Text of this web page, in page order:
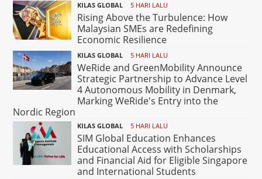
KILAS GLOBAL 5 HARI LALU
Rising Above the Turbulence: How
Malaysian SMEs are Redefining
Economic Resilience
KILAS GLOBAL 5 HARI LALU
WeRide and GreenMobility Announce
Strategic Partnership to Advance Level
4 Autonomous Mobility in Denmark,
Marking WeRide's Entry into the
Nordic Region
KILAS GLOBAL 5 HARI LALU
SIM Global Education Enhances
Educational Access with Scholarships
and Financial Aid for Eligible Singapore
and International Students